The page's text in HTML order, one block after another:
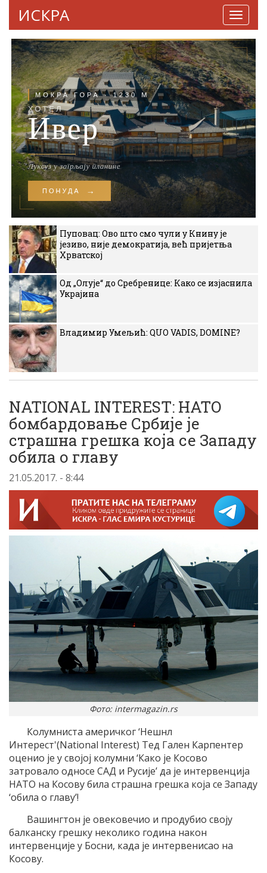
ИСКРА
Пуповац: Ово што смо чули у Книну је
језиво, није демократија, већ пријетња
Хрватској
Од „Олује“ до Сребренице: Како се изјаснила
Украјина
Владимир Умељић: QUO VADIS, DOMINE?
NATIONAL INTEREST: НАТО
бомбардовање Србије је
страшна грешка која се Западу
обила о главу
21.05.2017. - 8:44
Фото: intermagazin.rs
Колумниста америчког ‘Нешнл
Интерест'(National Interest) Тед Гален Карпентер
оценио је у својој колумни ‘Како је Косово
затровало односе САД и Русије’ да је интервенција
НАТО на Косову била страшна грешка која се Западу
‘обила о главу’!
Вашингтон је овековечио и продубио своју
балканску грешку неколико година након
интервенције у Босни, када је интервенисао на
Косову.